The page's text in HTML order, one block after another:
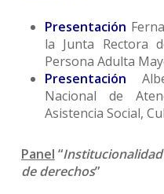
Presentación
la Junta Rectora
Persona Adulta
Presentación
Nacional de
Asistencia Social,
Panel “
de derechos”